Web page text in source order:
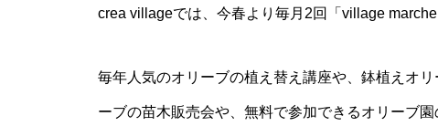
クリスマスはオリーブ園で楽し
crea villageでは、今春より毎月2回「village marche
毎年人気のオリーブの植え替え講座や、鉢植えオ
ーブの苗木販売会や、無料で参加できるオリーブ